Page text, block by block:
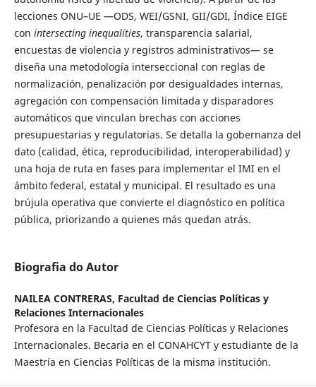
lecciones ONU–UE —ODS, WEI/GSNI, GII/GDI, Índice EIGE
con intersecting inequalities, transparencia salarial,
encuestas de violencia y registros administrativos— se
diseña una metodología interseccional con reglas de
normalización, penalización por desigualdades internas,
agregación con compensación limitada y disparadores
automáticos que vinculan brechas con acciones
presupuestarias y regulatorias. Se detalla la gobernanza del
dato (calidad, ética, reproducibilidad, interoperabilidad) y
una hoja de ruta en fases para implementar el IMI en el
ámbito federal, estatal y municipal. El resultado es una
brújula operativa que convierte el diagnóstico en política
pública, priorizando a quienes más quedan atrás.
Biografia do Autor
NAILEA CONTRERAS, Facultad de Ciencias Políticas y
Relaciones Internacionales
Profesora en la Facultad de Ciencias Políticas y Relaciones
Internacionales. Becaria en el CONAHCYT y estudiante de la
Maestría en Ciencias Políticas de la misma institución.